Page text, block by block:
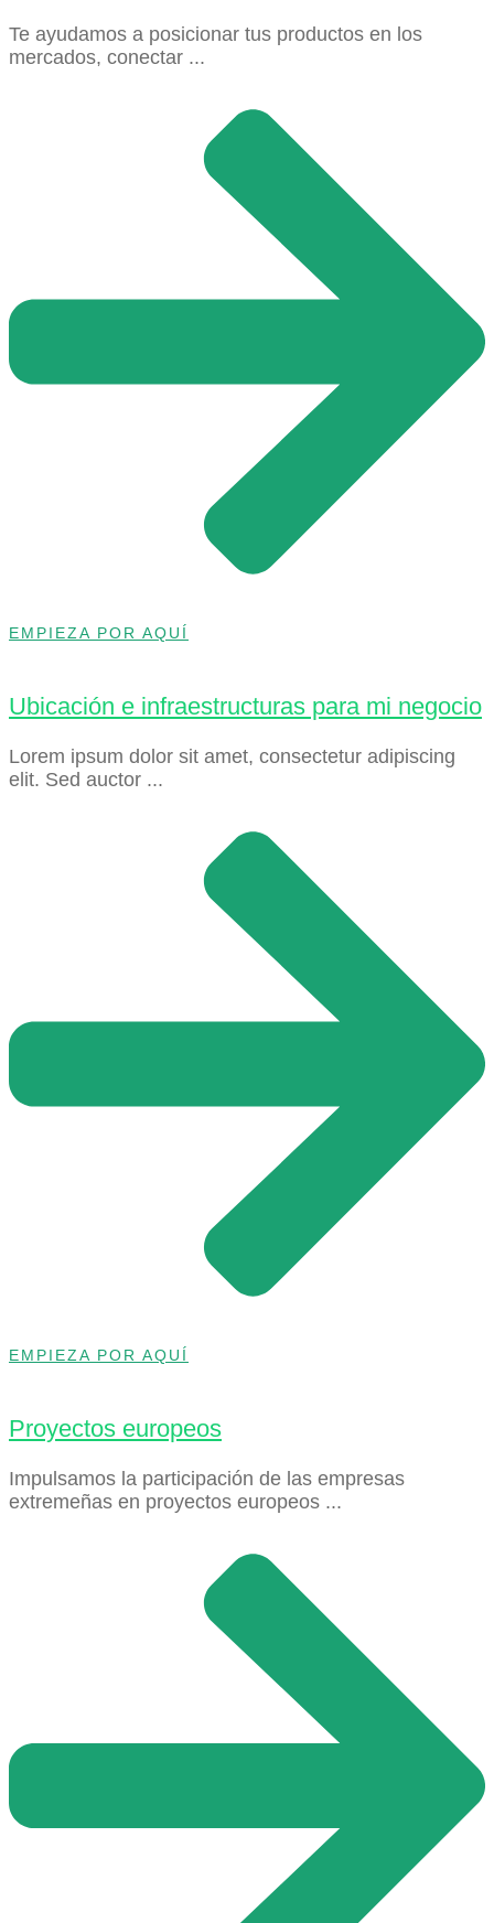
Te ayudamos a posicionar tus productos en los
mercados, conectar ...
EMPIEZA POR AQUÍ
Ubicación e infraestructuras para mi negocio
Lorem ipsum dolor sit amet, consectetur adipiscing
elit. Sed auctor ...
EMPIEZA POR AQUÍ
Proyectos europeos
Impulsamos la participación de las empresas
extremeñas en proyectos europeos ...